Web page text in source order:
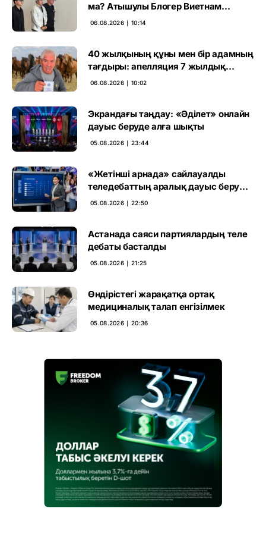
ма? Атышулы Блогер Виетнам
әуежайында көзге түсті
06.08.2026 ∣ 10:14
40 жылқының құны мен бір адамның
тағдыры: апелляция 7 жылдық
үкімді бұзды
06.08.2026 ∣ 10:02
Экрандағы таңдау: «Әділет» онлайн
дауыс беруде алға шықты
05.08.2026 ∣ 23:44
«Жетінші арнада» сайлауалды
теледебаттың аралық дауыс беру
нәтижесі жарияланды
05.08.2026 ∣ 22:50
Астанада саяси партиялардың теле
дебаты басталды
05.08.2026 ∣ 21:25
Өндірістегі жарақатқа ортақ
медициналық талап енгізілмек
05.08.2026 ∣ 20:36